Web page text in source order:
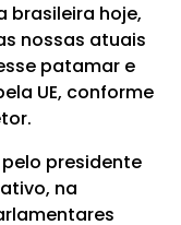
brasileira hoje,
nossas atuais
patamar e
UE, conforme
presidente
na